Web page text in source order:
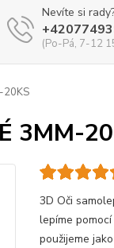
Nevíte si
(Po-Pá, 7-12
20KS
3MM-
3D Oči
lepíme
použijeme